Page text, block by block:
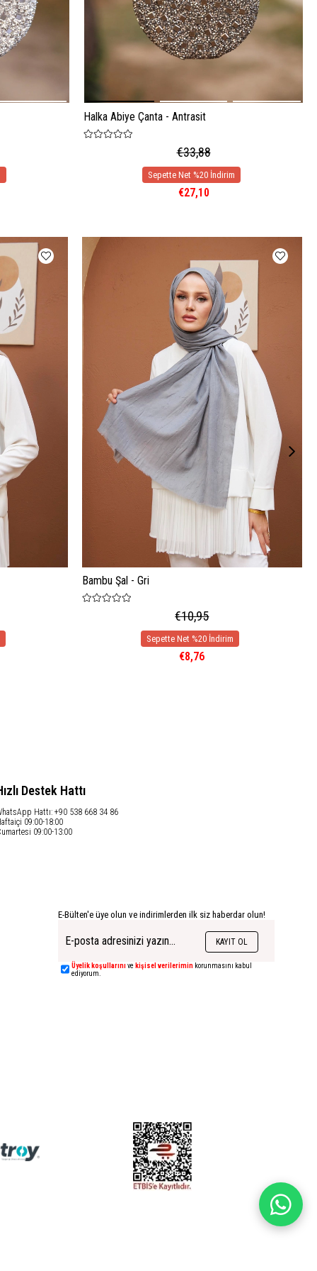
Halka Abiye Çanta - Antrasit
€33,88
€27,10
Bambu Şal - Gri
€10,95
€8,76
Destek Hattı
Hattı: +90 538 668 34 86
09:00-18:00
09:00-13:00
E-Bülten'e üye olun ve indirimlerden ilk siz haberdar olun!
KAYIT OL
Üyelik koşullarınıve kişisel verilerimin korunmasını kabul
ediyorum.